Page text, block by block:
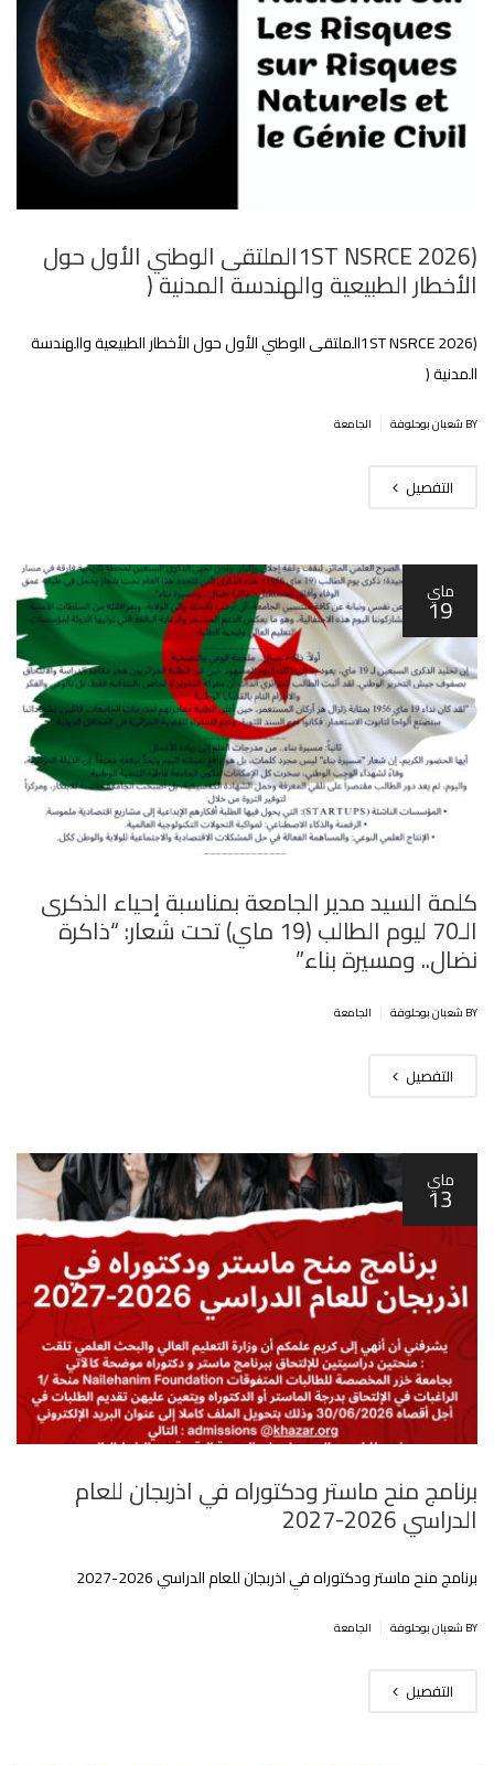
(1ST NSRCE 2026الملتقى الوطني الأول حول
الأخطار الطبيعية والهندسة المدنية (
(1ST NSRCE 2026الملتقى الوطني الأول حول الأخطار الطبيعية والهندسة
المدنية (
BY شعبان بوحلوفة الجامعة
التفصيل
ماي
19
كلمة السيد مدير الجامعة بمناسبة إحياء الذكرى
الـ70 ليوم الطالب (19 ماي) تحت شعار: “ذاكرة
نضال.. ومسيرة بناء”
BY شعبان بوحلوفة الجامعة
التفصيل
ماي
13
برنامج منح ماستر ودكتوراه في اذربجان للعام
الدراسي 2026-2027
برنامج منح ماستر ودكتوراه في اذربجان للعام الدراسي 2026-2027
BY شعبان بوحلوفة الجامعة
التفصيل